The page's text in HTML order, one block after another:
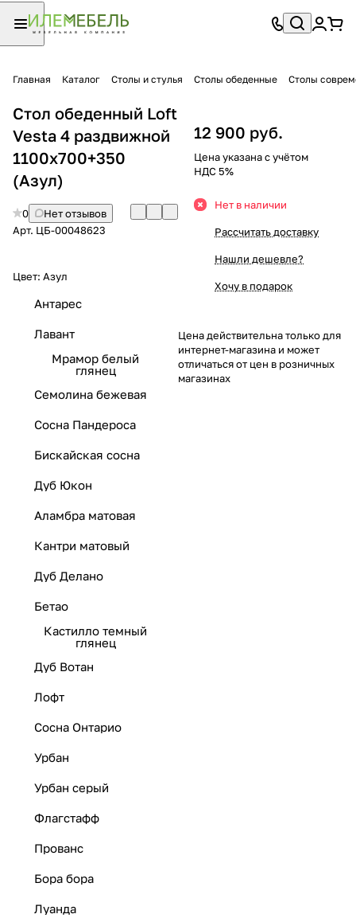
Главная Каталог Столы и стулья Столы обеденные Столы
Стол обеденный Loft
Vesta 4 раздвижной
1100х700+350
(Азул)
0
Нет отзывов
Арт. ЦБ-00048623
Цвет: Азул
Антарес
Лавант
Мрамор белый
глянец
Семолина бежевая
Сосна Пандероса
Бискайская сосна
Дуб Юкон
Аламбра матовая
Кантри матовый
Дуб Делано
Бетао
Кастилло темный
глянец
Дуб Вотан
Лофт
Сосна Онтарио
Урбан
Урбан серый
Флагстафф
Прованс
Бора бора
Луанда
12 900 руб.
Цена указана с учётом
НДС 5%
Нет в наличии
Рассчитать доставку
Нашли дешевле?
Хочу в подарок
Цена действительна только для
интернет-магазина и может
отличаться от цен в розничных
магазинах